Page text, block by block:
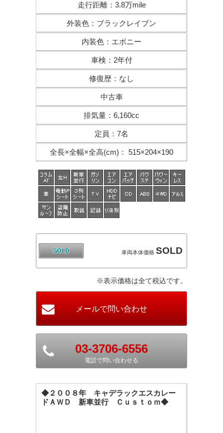
走行距離： 3.8万mile
外装色 ： ブラックレイブン
内装色 ： エボニー
車検 ： 2年付
修復歴 ： なし
中古車
排気量 ： 6,160cc
定員 ： 7名
全長×全幅×全高(cm) ： 515×204×190
車両本体価格 SOLD
※表示価格は全て税込です。
03-3706-6556
電話で問い合わせる
◆２００８年 キャデラックエスカレー
ドＡＷＤ 新車並行 Ｃｕｓｔｏｍ◆